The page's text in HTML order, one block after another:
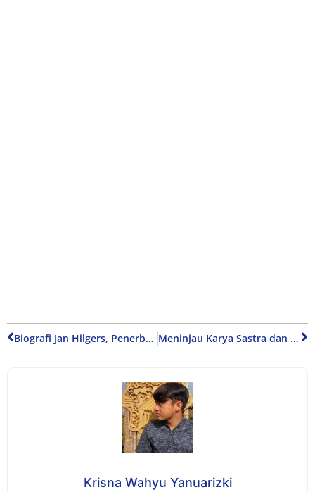
Biografi Jan Hilgers, Penerbang Indo-Belanda Pertama Kebanggaan Hindia-Belanda Meninjau Karya Sastra dan Keraguan Kita
Krisna Wahyu Yanuarizki